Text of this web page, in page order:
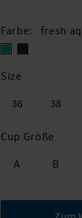
Farbe fresh
Size
36
38
Cup Größe
A
B